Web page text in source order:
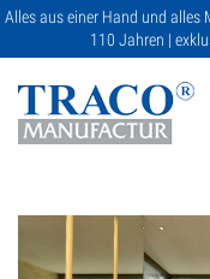
Alles aus einer Hand und alles
110 Jahren |
NATURSTEINE